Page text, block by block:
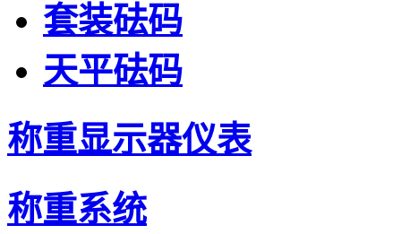
套装砝码
天平砝码
称重显示器仪表
称重系统